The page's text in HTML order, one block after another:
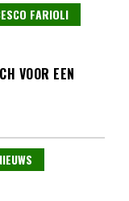
FARIOLI
VOOR EEN